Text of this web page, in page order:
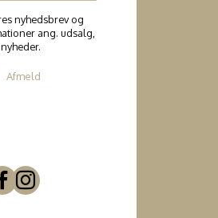
nyhedsbrev og
ang. udsalg,
Afmeld